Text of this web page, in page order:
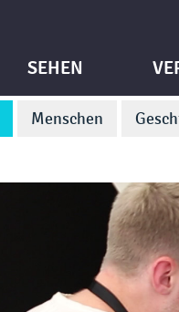
Menschen
SEHEN